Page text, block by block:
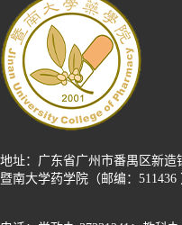
地址：广东省广州市番禺区新造
暨南大学药学院（邮编：511436